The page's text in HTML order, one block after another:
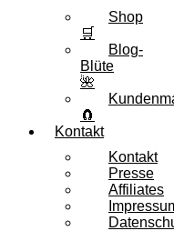
Shop
🛒
Blog-
Blüte
🌺
🧲
Kontakt
Kontakt
Presse
Affiliates